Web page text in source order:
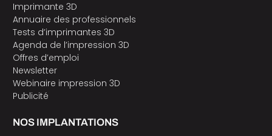
Imprimante 3D
Annuaire des professionnels
Tests d’imprimantes 3D
Agenda de l’impression 3D
Offres d’emploi
Newsletter
Webinaire impression 3D
Publicité
NOS IMPLANTATIONS